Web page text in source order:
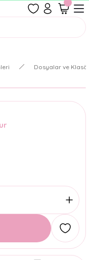
Dosyalar ve